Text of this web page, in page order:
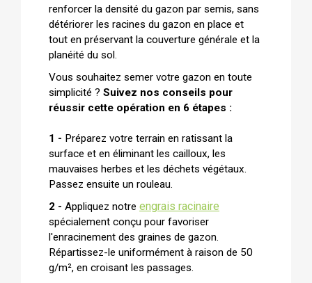
renforcer la densité du gazon par semis, sans
détériorer les racines du gazon en place et
tout en préservant la couverture générale et la
planéité du sol.
Vous souhaitez semer votre gazon en toute
simplicité ? Suivez nos conseils pour
réussir cette opération en 6 étapes :
1 - Préparez votre terrain en ratissant la
surface et en éliminant les cailloux, les
mauvaises herbes et les déchets végétaux.
Passez ensuite un rouleau.
2 - Appliquez notre engrais racinaire
spécialement conçu pour favoriser
l'enracinement des graines de gazon.
Répartissez-le uniformément à raison de 50
g/m², en croisant les passages.